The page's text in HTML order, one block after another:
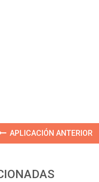
APLICACIÓN ANTERIOR